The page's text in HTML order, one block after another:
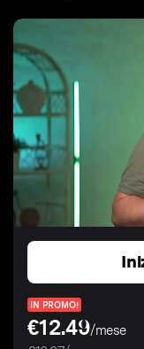
IN PROMO!
€12.49/mese